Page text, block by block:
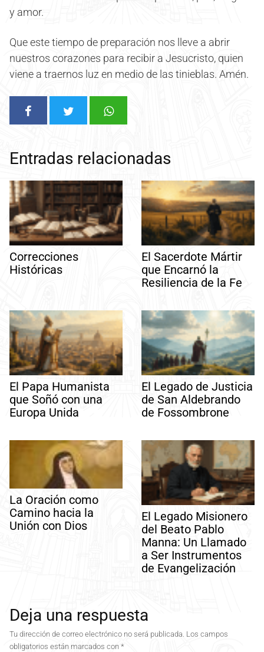
y amor.
Que este tiempo de preparación nos lleve a abrir
nuestros corazones para recibir a Jesucristo, quien
viene a traernos luz en medio de las tinieblas. Amén.
Entradas relacionadas
Correcciones
Históricas
El Sacerdote Mártir
que Encarnó la
Resiliencia de la Fe
El Papa Humanista
que Soñó con una
Europa Unida
El Legado de Justicia
de San Aldebrando
de Fossombrone
La Oración como
Camino hacia la
Unión con Dios
El Legado Misionero
del Beato Pablo
Manna: Un Llamado
a Ser Instrumentos
de Evangelización
Deja una respuesta
Tu dirección de correo electrónico no será publicada. Los campos
obligatorios están marcados con *